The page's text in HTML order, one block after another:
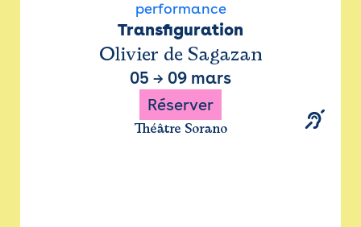
performance
Transfiguration
Olivier de Sagazan
05 → 09 mars
Réserver
Théâtre Sorano